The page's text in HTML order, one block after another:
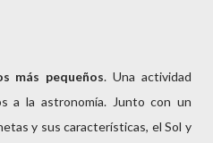
más pequeños. Una actividad
a la astronomía. Junto con un
y sus características, el Sol y